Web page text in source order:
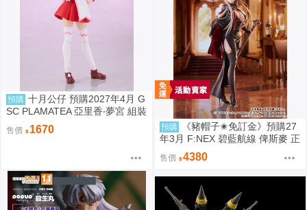
預購 十月公仔 預購2027年4月 G
SC PLAMATEA 亞里香‧夢宮 組裝
模型 0907
售價 1670 預購
《豬帽子✬免訂金》預購27
年3月 F:NEX 碧藍航線 俾斯麥 正
裝Ver 1/7 0913
售價 4380